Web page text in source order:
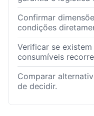
Confirmar
condições
Verificar se
consumíveis
Comparar
de decidir.